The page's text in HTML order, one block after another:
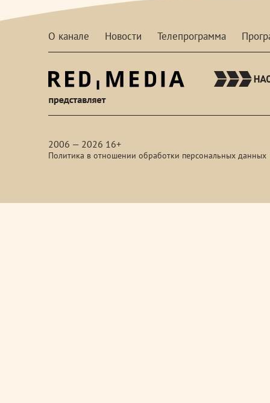
О канале Новости Телепрограмма
2006 — 2026 16+
Политика в отношении обработки персональных данных